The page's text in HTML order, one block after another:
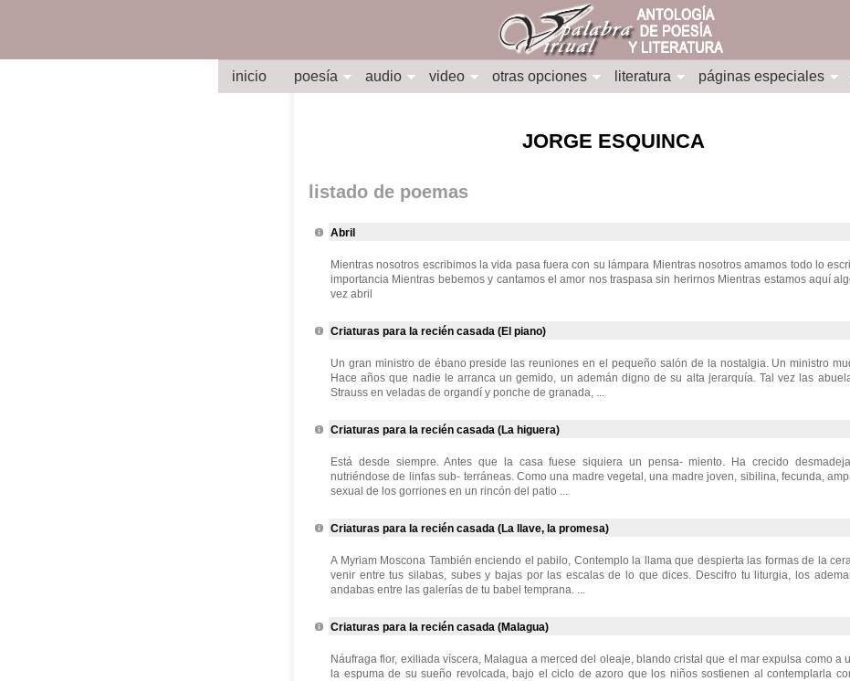
inicio poesía audio video otras opciones literatura páginas especiales
JORGE ESQUINCA
listado de poemas
Abril
Mientras nosotros escribimos la vida pasa fuera con su lámpara Mientras nosotros amamos todo lo
importancia Mientras bebemos y cantamos el amor nos traspasa sin herirnos Mientras estamos aquí
vez abril
Criaturas para la recién casada (El piano)
Un gran ministro de ébano preside las reuniones en el pequeño salón de la nostalgia. Un ministro
Hace años que nadie le arranca un gemido, un ademán digno de su alta jerarquía. Tal vez las
Strauss en veladas de organdí y ponche de granada, ...
Criaturas para la recién casada (La higuera)
Está desde siempre. Antes que la casa fuese siquiera un pensa- miento. Ha crecido
nutriéndose de linfas sub- terráneas. Como una madre vegetal, una madre joven, sibilina, fecunda,
sexual de los gorriones en un rincón del patio ...
Criaturas para la recién casada (La llave, la promesa)
A Myriam Moscona También enciendo el pabilo, Contemplo la llama que despierta las formas de la
venir entre tus silabas, subes y bajas por las escalas de lo que dices. Descifro tu liturgia, los
andabas entre las galerías de tu babel temprana. ...
Criaturas para la recién casada (Malagua)
Náufraga flor, exiliada víscera, Malagua a merced del oleaje, blando cristal que el mar expulsa como a
la espuma de su sueño revolcada, bajo el ciclo de azoro que los niños sostienen al contemplarla